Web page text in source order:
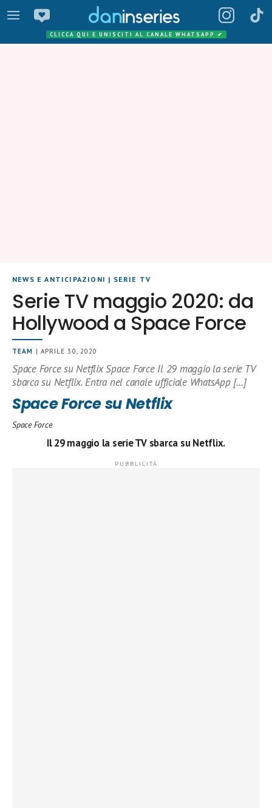
CLICCA QUI E UNISCITI AL CANALE WHATSAPP ✔
NEWS E ANTICIPAZIONI | SERIE TV
Serie TV maggio 2020: da
Hollywood a Space Force
TEAM | APRILE 30, 2020
Space Force su Netflix Space Force Il 29 maggio la serie TV
sbarca su Netflix. Entra nel canale ufficiale WhatsApp […]
Space Force su Netflix
Space Force
Il 29 maggio la serie TV sbarca su Netflix.